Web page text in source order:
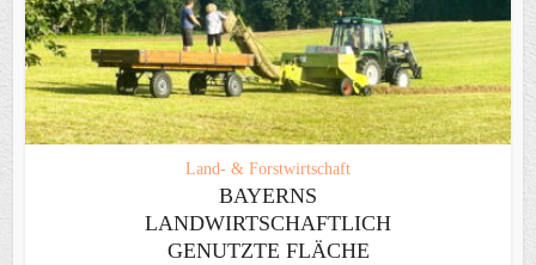
Land- & Forstwirtschaft
BAYERNS
LANDWIRTSCHAFTLICH
GENUTZTE FLÄCHE